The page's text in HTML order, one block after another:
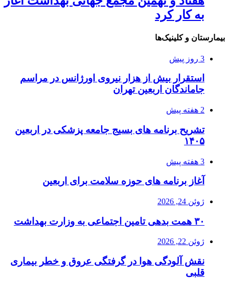
به کار کرد
بیمارستان و کلینیک‌ها
3 روز پیش
استقرار بیش از هزار نیروی اورژانس در مراسم
جاماندگان اربعین تهران
2 هفته پیش
تشریح برنامه های بسیج جامعه پزشکی در اربعین
۱۴۰۵
3 هفته پیش
آغاز برنامه های حوزه سلامت برای اربعین
ژوئن 24, 2026
۳۰ همت بدهی تامین اجتماعی به وزارت بهداشت
ژوئن 22, 2026
نقش آلودگی هوا در گرفتگی عروق و خطر بیماری
قلبی